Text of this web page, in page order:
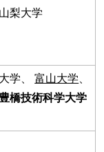
山梨大学
学、富山大学
豊橋技術科学大学